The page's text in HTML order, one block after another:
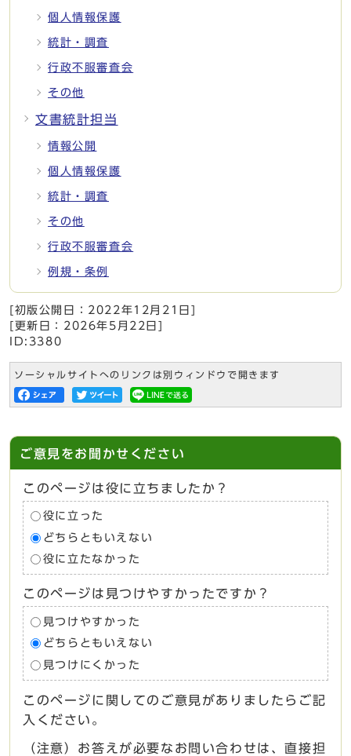
個人情報保護
統計・調査
行政不服審査会
その他
文書統計担当
情報公開
個人情報保護
統計・調査
その他
行政不服審査会
例規・条例
[初版公開日： 2022年12月21日
[更新日： 2026年5月22日
ID:3380
ソーシャルサイトへのリンクは別ウィンドウで開きます
ご意見をお聞かせください
このページは役に立ちましたか？
役に立った
どちらともいえない
役に立たなかった
このページは見つけやすかったですか？
見つけやすかった
どちらともいえない
見つけにくかった
このページに関してのご意見がありましたらご記
入ください。
（注意）お答えが必要なお問い合わせは、直接担